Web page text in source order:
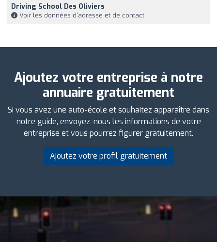
Driving School Des Oliviers
Voir les données d'adresse et de contact
Ajoutez votre entreprise à notre
annuaire gratuitement
Si vous avez une auto-école et souhaitez apparaître dans
notre guide, envoyez-nous les informations de votre
entreprise et vous pourrez figurer gratuitement.
Ajoutez votre profil gratuitement